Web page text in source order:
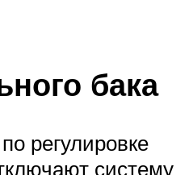
бака
регулировке
систему